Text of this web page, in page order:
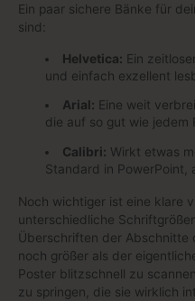
Ein paar sichere Bänke für
sind:
Helvetica: Ein
und einfach exzellent
Arial: Eine weit
die auf so gut wie jedem
Calibri: Wirkt etwas
Standard in PowerPoint,
Noch wichtiger ist eine klare
unterschiedliche
Überschriften der Abschnitte
noch größer als der
Poster blitzschnell zu
zu springen, die sie wirklich